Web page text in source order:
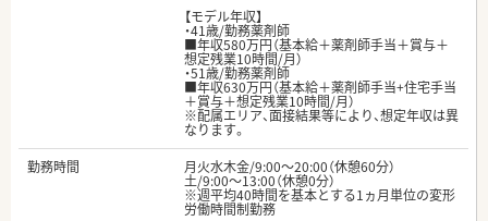
【モデル年収】
・41歳/勤務薬剤師
■年収580万円（基本給＋薬剤師手当＋賞与＋
想定残業10時間/月）
・51歳/勤務薬剤師
■年収630万円（基本給＋薬剤師手当+住宅手当
＋賞与＋想定残業10時間/月）
※配属エリア、面接結果等により、想定年収は異
なります。
勤務時間
月火水木金/9:00～20:00（休憩60分）
土/9:00～13:00（休憩0分）
※週平均40時間を基本とする1ヵ月単位の変形
労働時間制勤務